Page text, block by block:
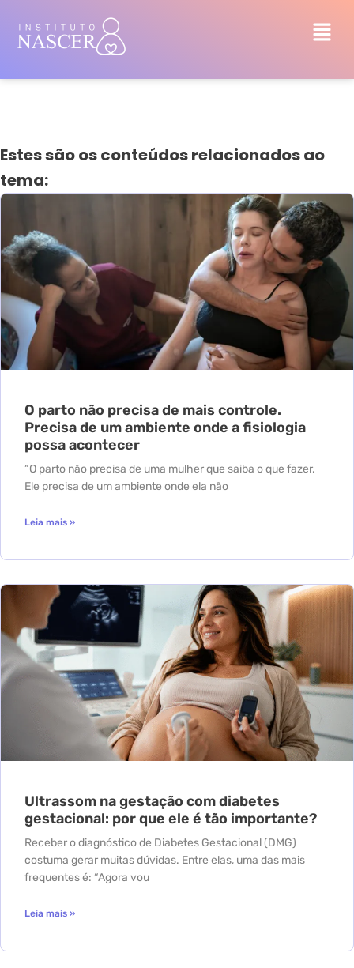
Estes são os conteúdos relacionados ao
tema:
O parto não precisa de mais controle.
Precisa de um ambiente onde a fisiologia
possa acontecer
“O parto não precisa de uma mulher que saiba o que fazer.
Ele precisa de um ambiente onde ela não
Leia mais »
Ultrassom na gestação com diabetes
gestacional: por que ele é tão importante?
Receber o diagnóstico de Diabetes Gestacional (DMG)
costuma gerar muitas dúvidas. Entre elas, uma das mais
frequentes é: “Agora vou
Leia mais »